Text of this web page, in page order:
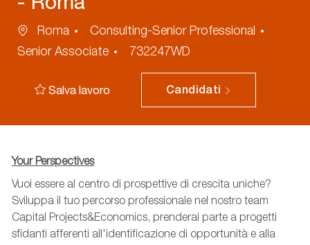
Ubicazione
Roma Categoria
Consulting-Senior Professional
Senior Associate
ID
annuncio
732247WD
Salva lavoro Candidati
Your Perspectives
Vuoi essere al centro di prospettive di crescita uniche?
Sviluppa il tuo percorso professionale nel nostro team
Capital Projects&Economics, prenderai parte a progetti
sfidanti afferenti all'identificazione di opportunità e alla